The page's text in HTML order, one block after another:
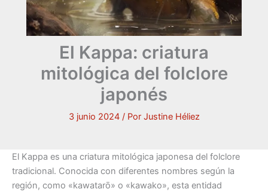
El Kappa: criatura
mitológica del folclore
japonés
3 junio 2024 / Por Justine Héliez
El Kappa es una criatura mitológica japonesa del folclore
tradicional. Conocida con diferentes nombres según la
región, como «kawatarō» o «kawako», esta entidad